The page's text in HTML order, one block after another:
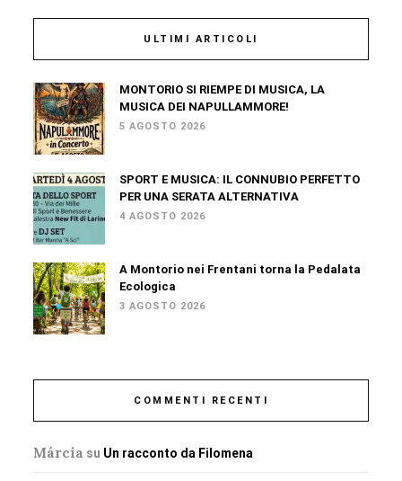
ULTIMI ARTICOLI
MONTORIO SI RIEMPE DI MUSICA, LA
MUSICA DEI NAPULLAMMORE!
5 AGOSTO 2026
SPORT E MUSICA: IL CONNUBIO PERFETTO
PER UNA SERATA ALTERNATIVA
4 AGOSTO 2026
A Montorio nei Frentani torna la Pedalata
Ecologica
3 AGOSTO 2026
COMMENTI RECENTI
Márcia su Un racconto da Filomena